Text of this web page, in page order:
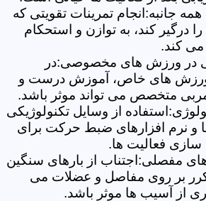
جانبه:انجام تمرینات تقویتی که
درگیر کند، به توازن و استحکام
کند.
در ورزش های مخصوصی:در
های خاص، آموزش درست و
متخصص می تواند موثر باشد.
از وسایل تکنولوژیکی
و نرم افزارهای ضبط حرکت برای
سازی فعالیت ها.
مفصلی:اجتناب از بارهای سنگین
بر روی مفاصل و عضلات می
از آسیب ها موثر باشد.